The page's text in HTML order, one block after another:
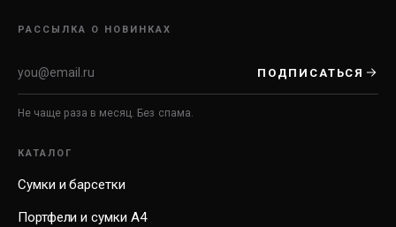
РАССЫЛКА О НОВИНКАХ
ПОДПИСАТЬСЯ
Не чаще раза в месяц. Без спама.
КАТАЛОГ
Сумки и барсетки
Портфели и сумки А4